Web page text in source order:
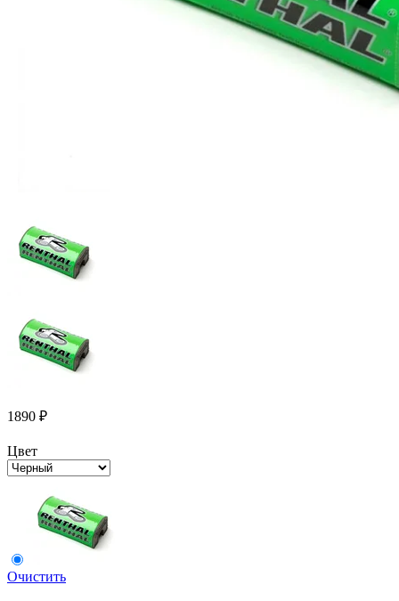
1890 ₽
Цвет
Очистить